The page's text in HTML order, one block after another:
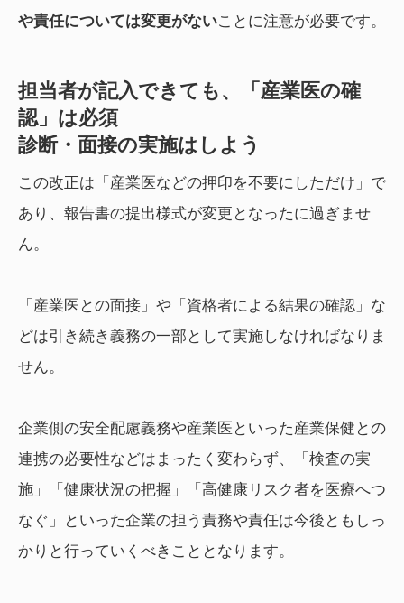
や責任については変更がないことに注意が必要です。
担当者が記入できても、「産業医の確
認」は必須
診断・面接の実施はしよう
この改正は「産業医などの押印を不要にしただけ」で
あり、報告書の提出様式が変更となったに過ぎませ
ん。
「産業医との面接」や「資格者による結果の確認」な
どは引き続き義務の一部として実施しなければなりま
せん。
企業側の安全配慮義務や産業医といった産業保健との
連携の必要性などはまったく変わらず、「検査の実
施」「健康状況の把握」「高健康リスク者を医療へつ
なぐ」といった企業の担う責務や責任は今後ともしっ
かりと行っていくべきこととなります。